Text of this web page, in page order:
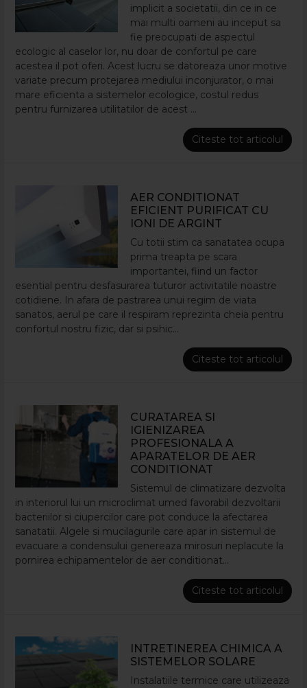
implicit a societatii, din ce in ce
mai multi oameni au inceput sa
fie preocupati de aspectul
ecologic al caselor lor, nu doar de confortul pe care
acestea il pot oferi. Acest lucru se datoreaza unor motive
variate precum protejarea mediului inconjurator, o mai
mare eficienta a sistemelor ecologice, costul redus
pentru furnizarea utilitatilor de acest ...
Citeste tot articolul
AER CONDITIONAT
EFICIENT PURIFICAT CU
IONI DE ARGINT
Cu totii stim ca sanatatea ocupa
prima treapta pe scara
importantei, fiind un factor
esential pentru desfasurarea tuturor activitatile noastre
cotidiene. In afara de pastrarea unui regim de viata
sanatos, aerul pe care il respiram reprezinta cheia pentru
confortul nostru fizic, dar si psihic...
Citeste tot articolul
CURATAREA SI
IGIENIZAREA
PROFESIONALA A
APARATELOR DE AER
CONDITIONAT
Sistemul de climatizare dezvolta
in interiorul lui un microclimat umed favorabil dezvoltarii
bacteriilor si ciupercilor care pot conduce la afectarea
sanatatii. Algele si mucilagurile care apar in sistemul de
evacuare a condensului genereaza mirosuri neplacute la
pornirea echipamentelor de aer conditionat...
Citeste tot articolul
INTRETINEREA CHIMICA A
SISTEMELOR SOLARE
Instalatiile termice care utilizeaza